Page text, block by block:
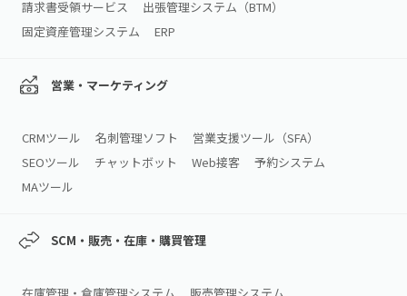
請求書受領サービス
出張管理システム（BTM）
固定資産管理システム
ERP
営業・マーケティング
CRMツール 名刺管理ソフト
営業支援ツール（SFA）
SEOツール
チャットボット Web接客
予約システム
MAツール
SCM・販売・在庫・購買管理